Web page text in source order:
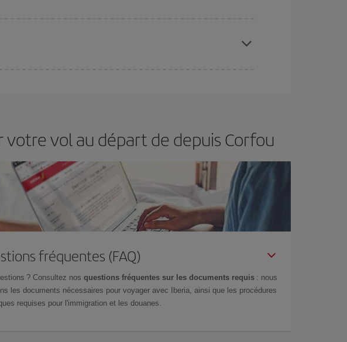
vol au départ de depuis Corfou
fréquentes (FAQ)
? Consultez nos questions fréquentes sur les documents requis : nous
les documents nécessaires pour voyager avec Iberia, ainsi que les procédures
requises pour l'immigration et les douanes.